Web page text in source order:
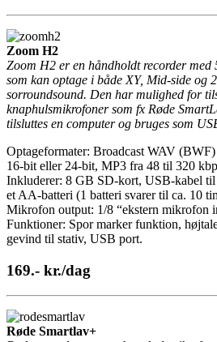
Zoom H2
Zoom H2 er en håndholdt recorder med
som kan optage i både XY, Mid-side og
sorroundsound. Den har mulighed for
knaphulsmikrofoner som fx Røde
tilsluttes en computer og bruges som
Optageformater: Broadcast WAV
16-bit eller 24-bit, MP3 fra 48 til 320
Inkluderer: 8 GB SD-kort, USB-kabel
et AA-batteri (1 batteri svarer til ca. 10
Mikrofon output: 1/8 “ekstern mikrofon
Funktioner: Spor marker funktion,
gevind til stativ, USB port.
169.- kr./dag
Røde Smartlav+